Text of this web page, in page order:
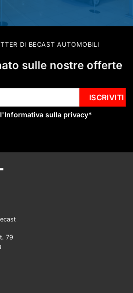
DI BECAST AUTOMOBILI
sulle nostre offerte
Informativa sulla privacy*
79